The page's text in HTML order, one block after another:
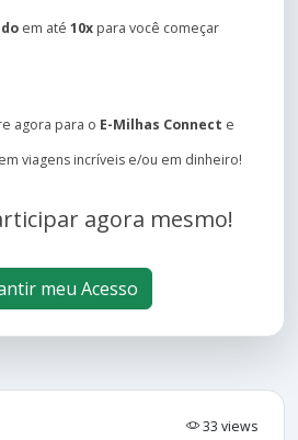
em até 10x para você começar
agora para o E-Milhas Connect e
viagens incríveis e/ou em dinheiro!
agora mesmo!
meu Acesso
33 views